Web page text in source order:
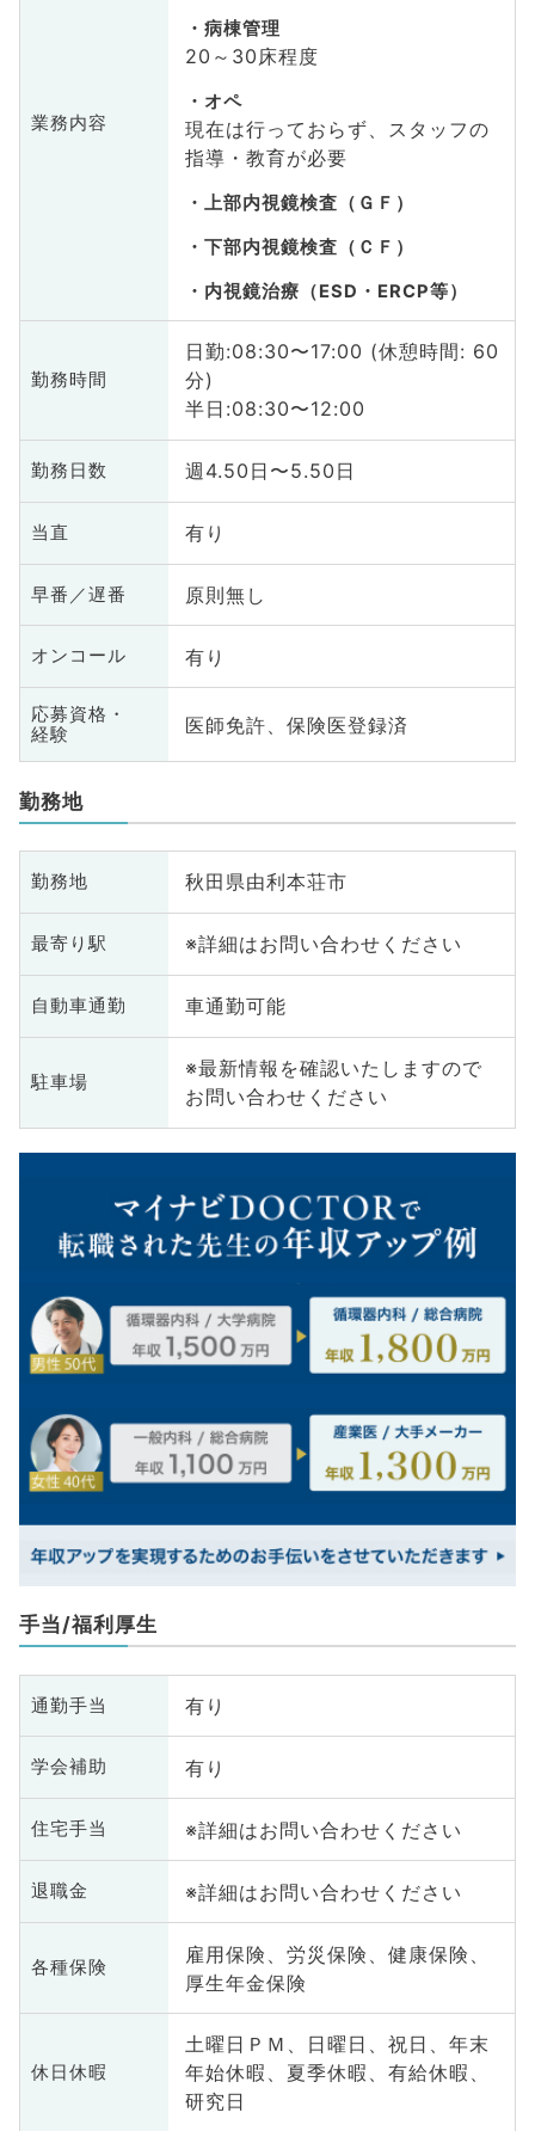
業務内容
病棟管理
20～30床程度
オペ
現在は行っておらず、スタッフの
指導・教育が必要
上部内視鏡検査（ＧＦ）
下部内視鏡検査（ＣＦ）
内視鏡治療（ESD・ERCP等）
勤務時間
日勤:08:30〜17:00 (休憩時間: 60
分)
半日:08:30〜12:00
勤務日数 週4.50日〜5.50日
当直 有り
早番／遅番 原則無し
オンコール 有り
応募資格・
経験
医師免許、保険医登録済
勤務地
勤務地 秋田県由利本荘市
最寄り駅 ※詳細はお問い合わせください
自動車通勤 車通勤可能
駐車場
※最新情報を確認いたしますので
お問い合わせください
手当/福利厚生
通勤手当 有り
学会補助 有り
住宅手当 ※詳細はお問い合わせください
退職金 ※詳細はお問い合わせください
各種保険
雇用保険、労災保険、健康保険、
厚生年金保険
休日休暇
土曜日ＰＭ、日曜日、祝日、年末
年始休暇、夏季休暇、有給休暇、
研究日